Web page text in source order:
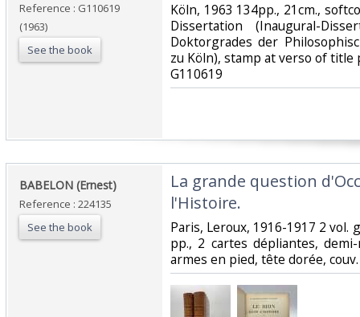
Reference : G110619
(1963)
See the book
‎Köln, 1963 134pp., 21cm.,
Dissertation (Inaugural-
Doktorgrades der
zu Köln), stamp at verso of
G110619‎
‎BABELON (Ernest)‎
Reference : 224135
See the book
‎La grande question
l'Histoire.‎
‎Paris, Leroux, 1916-1917 2 vol.
pp., 2 cartes dépliantes,
armes en pied, tête dorée,